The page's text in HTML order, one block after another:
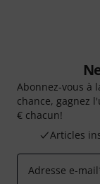
Abonnez-vous à
chance, gagnez
€ chacun!
Articles
Adresse e-mail